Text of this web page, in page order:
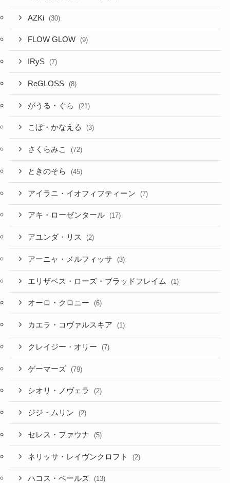
AZKi (30)
FLOW GLOW (9)
IRyS (7)
ReGLOSS (8)
がうる・ぐら (21)
こぼ・かなえる (3)
さくらみこ (72)
ときのそら (45)
アイラニ・イオフィフティーン (7)
アキ・ローゼンタール (17)
アユンダ・リス (2)
アーニャ・メルフィッサ (3)
エリザベス・ローズ・ブラッドフレイム (1)
オーロ・クロニー (6)
カエラ・コヴァルスキア (1)
クレイジー・オリー (7)
ゲーマーズ (79)
シオリ・ノヴェラ (2)
ジジ・ムリン (2)
セレス・ファウナ (5)
ネリッサ・レイヴンクロフト (2)
ハコス・ベールズ (13)